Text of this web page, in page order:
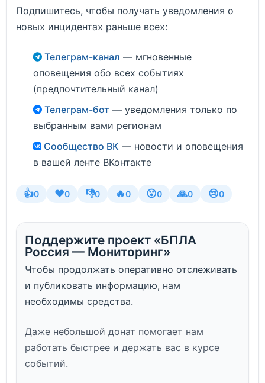
Подпишитесь, чтобы получать уведомления о
новых инцидентах раньше всех:
Телеграм-канал — мгновенные
оповещения обо всех событиях
(предпочтительный канал)
Телеграм-бот — уведомления только по
выбранным вами регионам
Сообщество ВК — новости и оповещения
в вашей ленте ВКонтакте
👍0 ❤️0 👎0 🔥0 😮0 🙏0 😢0
Поддержите проект «БПЛА
Россия — Мониторинг»
Чтобы продолжать оперативно отслеживать
и публиковать информацию, нам
необходимы средства.
Даже небольшой донат помогает нам
работать быстрее и держать вас в курсе
событий.